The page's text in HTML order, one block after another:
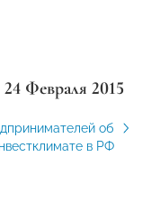
24 Февраля 2015
об
в РФ